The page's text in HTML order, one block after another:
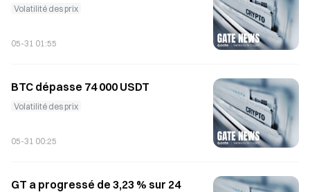
Volatilité des prix
05-31 01:55
BTC dépasse 74 000 USDT
Volatilité des prix
05-31 00:25
GT a progressé de 3,23 % sur 24